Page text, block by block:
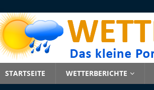
STARTSEITE WETTERBERICHTE